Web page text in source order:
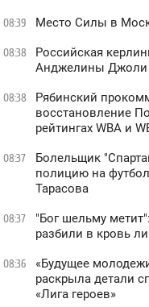
08:39 Место Силы в
08:38
Российская
Анджелины Джоли
08:38
Рябинский
восстановление
рейтингах WBA и
08:37
Болельщик
полицию на
Тарасова
08:37
"Бог шельму
разбили в кровь
08:36
«Будущее
раскрыла детали
«Лига героев»